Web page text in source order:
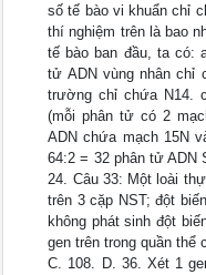
số tế bào vi khuẩn chỉ
thí nghiệm trên là bao
tế bào ban đầu, ta có:
tử ADN vùng nhân chỉ
trường chỉ chứa N14.
(mỗi phân tử có 2
ADN chứa mạch 15N
64:2 = 32 phân tử ADN
24. Câu 33: Một loài
trên 3 cặp NST; đột
không phát sinh đột
gen trên trong quần thể
C. 108. D. 36. Xét 1